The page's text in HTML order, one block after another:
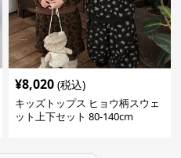
¥8,020 (税込)
キッズトップス ヒョウ柄スウェ
ット上下セット 80-140cm